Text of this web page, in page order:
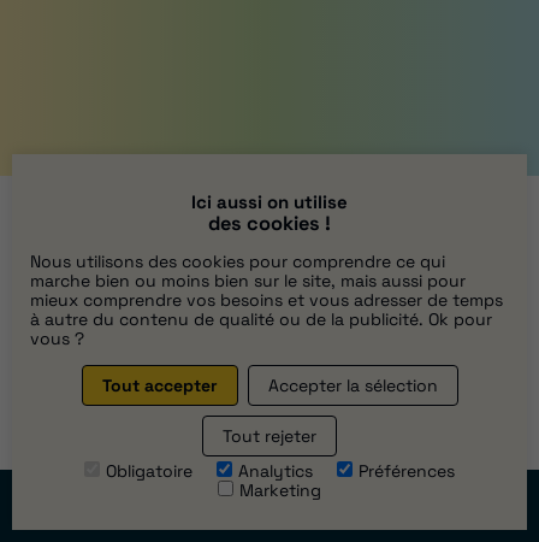
Ici aussi on utilise
des cookies !
Nous utilisons des cookies pour comprendre ce qui
marche bien ou moins bien sur le site, mais aussi pour
mieux comprendre vos besoins et vous adresser de temps
à autre du contenu de qualité ou de la publicité. Ok pour
vous ?
Tout accepter Accepter la sélection
Tout rejeter
Obligatoire
Analytics
Préférences
Marketing
rendez-vous
Passer au solaire
Demander un devis
Contactez-nous
HABIT’AVENIR